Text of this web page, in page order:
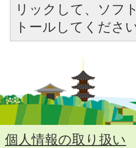
リックして、ソフ
トールしてください
個人情報の取り扱い